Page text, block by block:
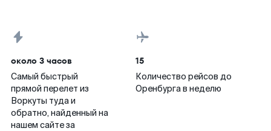
около 3 часов
Самый быстрый
прямой перелет из
Воркуты туда и
обратно, найденный на
нашем сайте за
15
Количество рейсов до
Оренбурга в неделю